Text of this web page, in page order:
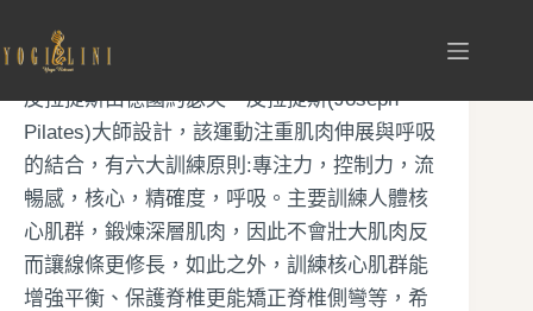
至
皮拉提斯由德國約瑟夫‧皮拉提斯(Joseph
Pilates)大師設計，該運動注重肌肉伸展與呼吸
的結合，有六大訓練原則:專注力，控制力，流
暢感，核心，精確度，呼吸。主要訓練人體核
心肌群，鍛煉深層肌肉，因此不會壯大肌肉反
而讓線條更修長，如此之外，訓練核心肌群能
增強平衡、保護脊椎更能矯正脊椎側彎等，希